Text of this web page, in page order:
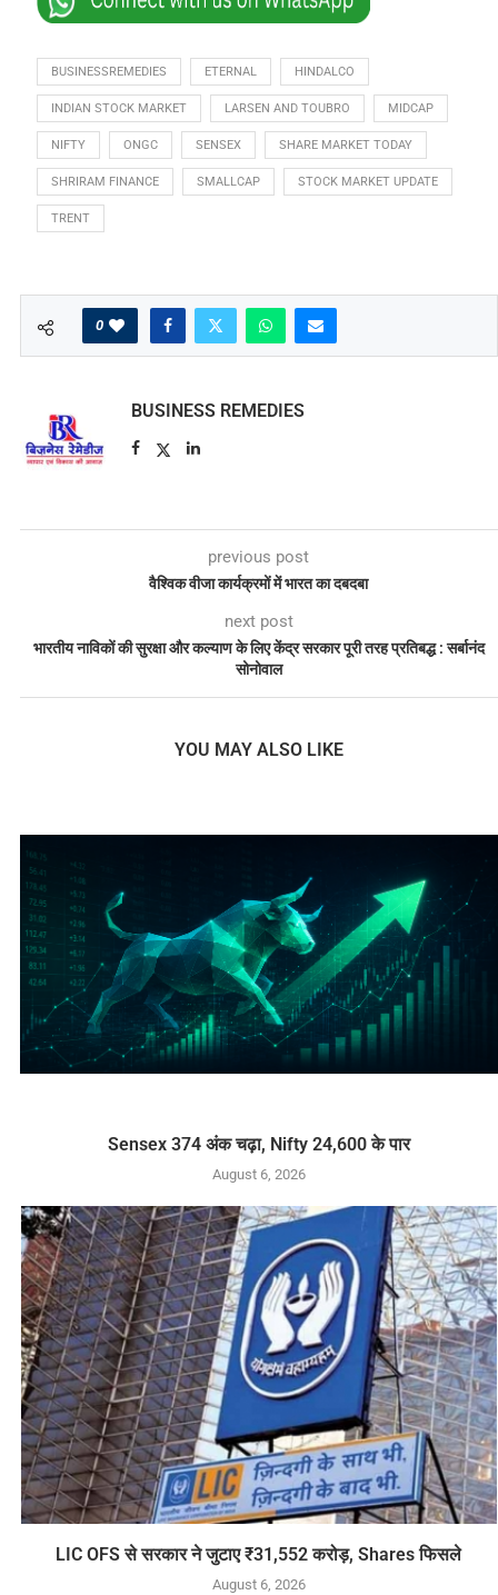
BUSINESSREMEDIES ETERNAL HINDALCO
INDIAN STOCK MARKET LARSEN AND TOUBRO MIDCAP
NIFTY ONGC SENSEX SHARE MARKET TODAY
SHRIRAM FINANCE SMALLCAP STOCK MARKET UPDATE
TRENT
0
BUSINESS REMEDIES
previous post
वैश्विक वीजा कार्यक्रमों में भारत का दबदबा
next post
भारतीय नाविकों की सुरक्षा और कल्याण के लिए केंद्र सरकार पूरी तरह प्रतिबद्ध : सर्बानंद
सोनोवाल
YOU MAY ALSO LIKE
Sensex 374 अंक चढ़ा, Nifty 24,600 के पार
August 6, 2026
LIC OFS से सरकार ने जुटाए ₹31,552 करोड़, Shares फिसले
August 6, 2026